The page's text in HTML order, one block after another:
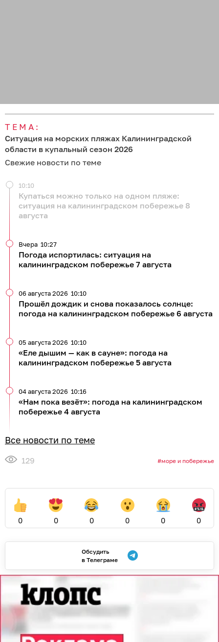
ТЕМА:
Ситуация на морских пляжах Калининградской
области в купальный сезон 2026
Свежие новости по теме
Купаться можно только на одном пляже:
ситуация на калининградском побережье 8
августа
10:10
Погода испортилась: ситуация на
калининградском побережье 7 августа
Вчера 10:27
Прошёл дождик и снова показалось солнце:
погода на калининградском побережье 6 августа
06 августа 2026 10:10
«Еле дышим — как в сауне»: погода на
калининградском побережье 5 августа
05 августа 2026 10:10
«Нам пока везёт»: погода на калининградском
побережье 4 августа
04 августа 2026 10:16
Все новости по теме
129 море и побережье
0 0 0 0 0 0
Обсудить
в Телеграме